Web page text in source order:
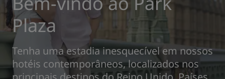
Park Plaza Park Inn by Radisson
Prize by Radisson Country Inn & Suites
Hotéis no centro da cidade
Acesse nosso blog
Plaza
Tenha uma estadia inesquecível em nossos
hotéis contemporâneos, localizados nos